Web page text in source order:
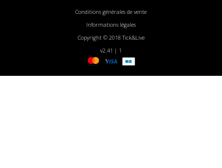
Conditions générales de vente
Informations légales
Copyright © 2018 Tick&Live
v2.41 | 1